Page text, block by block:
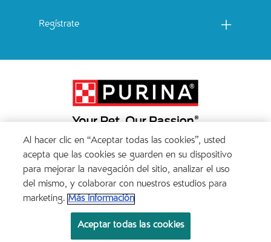
Regístrate
Menu Footer Secundario Catchow
All Nestlé Purina trademarks owned by Société des Produits Nestlé S.A., Vevey, Switzerland
or are used with permission.
Políticas sobre cookies Términos de privacidad
Al hacer clic en “Aceptar todas las cookies”, usted
acepta que las cookies se guarden en su dispositivo
para mejorar la navegación del sitio, analizar el uso
del mismo, y colaborar con nuestros estudios para
marketing. Más información
Aceptar todas las cookies